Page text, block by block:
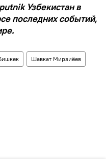
Узбекистан в
последних событий,
Шавкат Мирзиёев